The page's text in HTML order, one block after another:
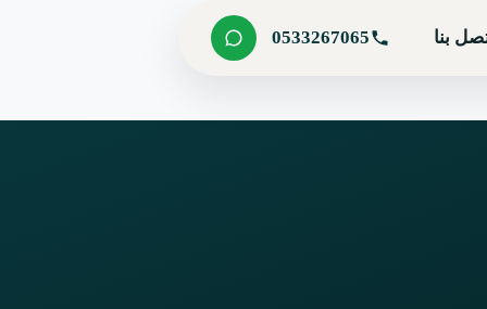
بنا 0533267065